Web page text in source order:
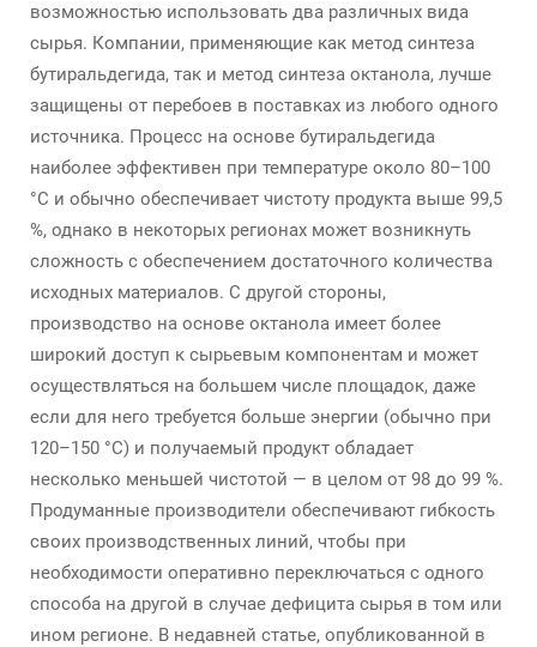
возможностью использовать два различных вида
сырья. Компании, применяющие как метод синтеза
бутиральдегида, так и метод синтеза октанола, лучше
защищены от перебоев в поставках из любого одного
источника. Процесс на основе бутиральдегида
наиболее эффективен при температуре около 80–100
°C и обычно обеспечивает чистоту продукта выше 99,5
%, однако в некоторых регионах может возникнуть
сложность с обеспечением достаточного количества
исходных материалов. С другой стороны,
производство на основе октанола имеет более
широкий доступ к сырьевым компонентам и может
осуществляться на большем числе площадок, даже
если для него требуется больше энергии (обычно при
120–150 °C) и получаемый продукт обладает
несколько меньшей чистотой — в целом от 98 до 99 %.
Продуманные производители обеспечивают гибкость
своих производственных линий, чтобы при
необходимости оперативно переключаться с одного
способа на другой в случае дефицита сырья в том или
ином регионе. В недавней статье, опубликованной в